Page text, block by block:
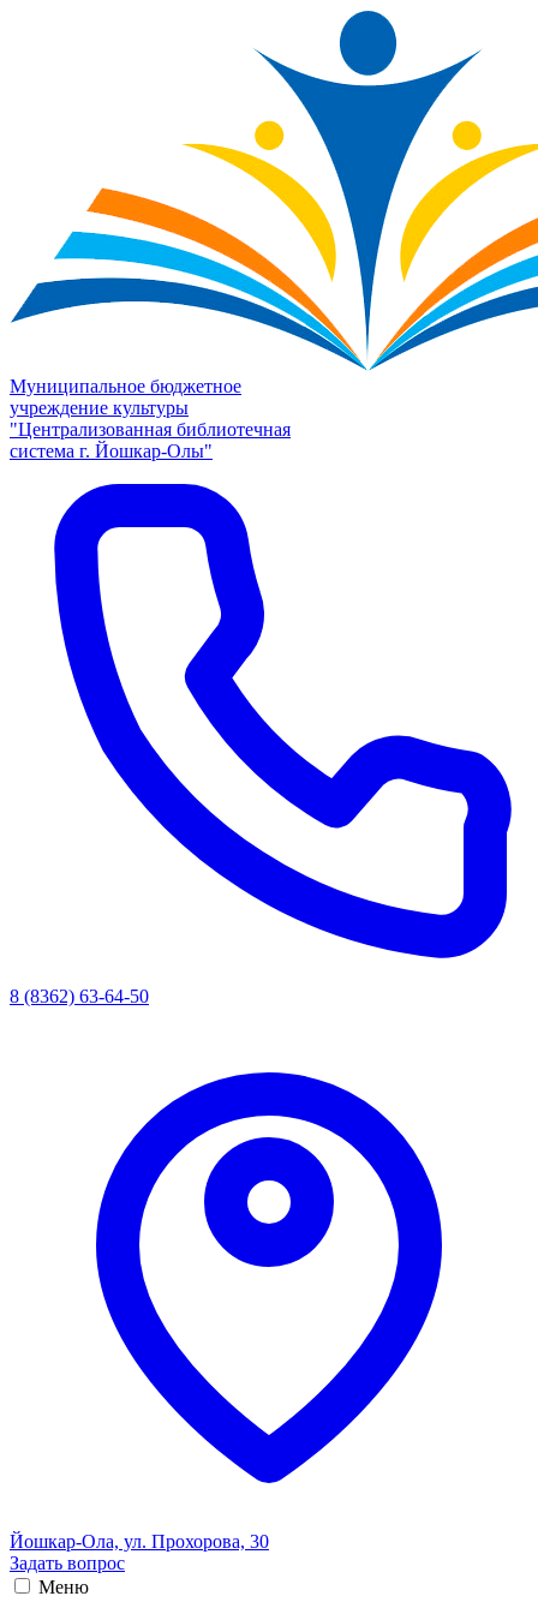
Муниципальное бюджетное
учреждение культуры
"Централизованная библиотечная
система г. Йошкар-Олы"
8 (8362) 63-64-50
Йошкар-Ола, ул. Прохорова, 30
Задать вопрос
Меню